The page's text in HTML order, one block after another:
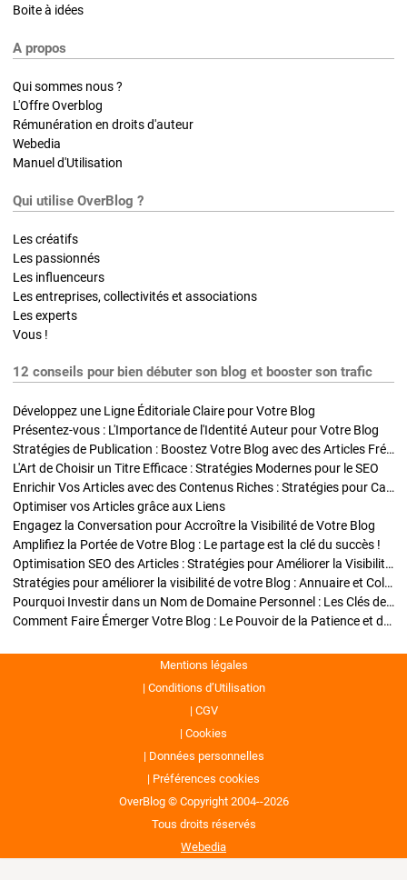
Boite à idées
A propos
Qui sommes nous ?
L'Offre Overblog
Rémunération en droits d'auteur
Webedia
Manuel d'Utilisation
Qui utilise OverBlog ?
Les créatifs
Les passionnés
Les influenceurs
Les entreprises, collectivités et associations
Les experts
Vous !
12 conseils pour bien débuter son blog et booster son trafic
Développez une Ligne Éditoriale Claire pour Votre Blog
Présentez-vous : L'Importance de l'Identité Auteur pour Votre Blog
Stratégies de Publication : Boostez Votre Blog avec des Articles Fréquents et Exclusifs
L'Art de Choisir un Titre Efficace : Stratégies Modernes pour le SEO
Enrichir Vos Articles avec des Contenus Riches : Stratégies pour Captiver et Optimiser
Optimiser vos Articles grâce aux Liens
Engagez la Conversation pour Accroître la Visibilité de Votre Blog
Amplifiez la Portée de Votre Blog : Le partage est la clé du succès !
Optimisation SEO des Articles : Stratégies pour Améliorer la Visibilité de Votre Blog
Stratégies pour améliorer la visibilité de votre Blog : Annuaire et Collaborations
Pourquoi Investir dans un Nom de Domaine Personnel : Les Clés de la Réussite de Votre Blog
Comment Faire Émerger Votre Blog : Le Pouvoir de la Patience et de la Persévérance
Mentions légales
Conditions d’Utilisation
CGV
Cookies
Données personnelles
Préférences cookies
OverBlog © Copyright 2004--2026
Tous droits réservés
Webedia